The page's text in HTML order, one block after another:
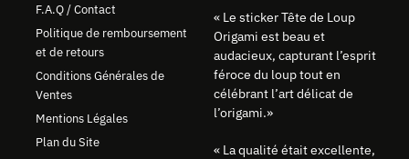
F.A.Q / Contact
Politique de remboursement
et de retours
Conditions Générales de
Ventes
Mentions Légales
Plan du Site
« Le sticker Tête de Loup
Origami est beau et
audacieux, capturant l’esprit
féroce du loup tout en
célébrant l’art délicat de
l’origami.»
« La qualité était excellente,